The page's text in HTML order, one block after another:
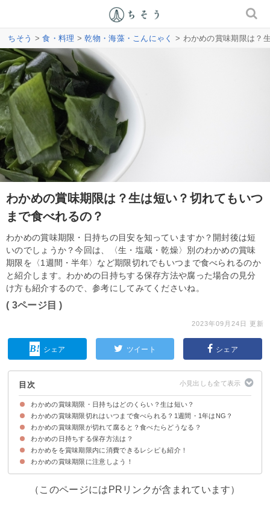
ちそう >食・料理 >乾物・海藻・こんにゃく > わかめの賞味期限は？
わかめの賞味期限は？生は短い？切れてもいつ
まで食べれるの？
わかめの賞味期限・日持ちの目安を知っていますか？開封後は短
いのでしょうか？今回は、〈生・塩蔵・乾燥〉別のわかめの賞味
期限を〈1週間・半年〉など期限切れでもいつまで食べられるのか
と紹介します。わかめの日持ちする保存方法や腐った場合の見分
け方も紹介するので、参考にしてみてくださいね。
( 3ページ目 )
2023年09月24日 更新
シェア ツイート シェア
目次
わかめの賞味期限・日持ちはどのくらい？生は短い？
①生わかめの場合
②塩蔵わかめの場合
③乾燥わかめの場合
わかめの賞味期限切れはいつまで食べられる？1週間・1年はNG？
賞味期限の定義
賞味期限切れでも腐っていなければ食べられる
わかめの賞味期限が切れて腐ると？食べたらどうなる？
わかめが腐って食べるのを避けた方が良い場合
賞味期限切れ・腐ったわかめを食べた時の症状と対処法
わかめの日持ちする保存方法は？
①生わかめの場合
②塩蔵わかめの場合
③乾燥わかめの場合
わかめをを賞味期限内に消費できるレシピも紹介！
①わかめと長ネギのナムル
②乾燥わかめと長ネギの酢味噌和え
③生わかめの炒め物
わかめの賞味期限に注意しよう！
（このページにはPRリンクが含まれています）